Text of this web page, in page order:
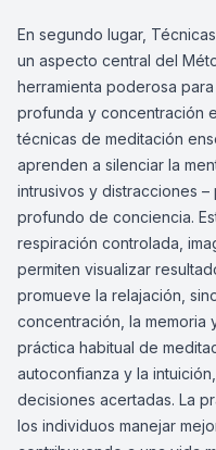
En segundo lugar,
un aspecto central del
herramienta poderosa
profunda y concentración
técnicas de meditación
aprenden a silenciar la
intrusivos y distracciones
profundo de conciencia.
respiración controlada,
permiten visualizar
promueve la relajación,
concentración, la memoria
práctica habitual de
autoconfianza y la
decisiones acertadas. La
los individuos manejar